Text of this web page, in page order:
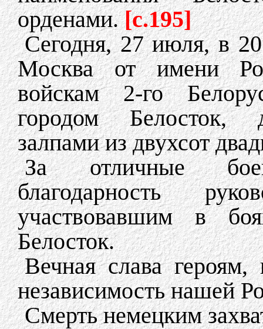
орденами.[c.195]
Сегодня, 27 июля, в
Москва от имени
войскам 2-го
городом Белосток,
залпами из двухсот
За отличные
благодарность
участвовавшим в
Белосток.
Вечная слава
независимость нашей
Смерть немецким